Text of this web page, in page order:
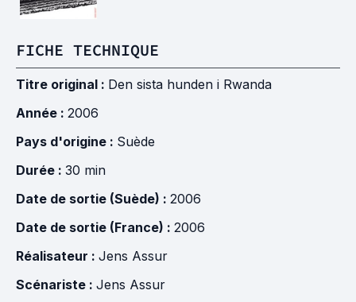
FICHE TECHNIQUE
Titre original : Den sista hunden i Rwanda
Année : 2006
Pays d'origine : Suède
Durée : 30 min
Date de sortie (Suède) : 2006
Date de sortie (France) : 2006
Réalisateur : Jens Assur
Scénariste : Jens Assur